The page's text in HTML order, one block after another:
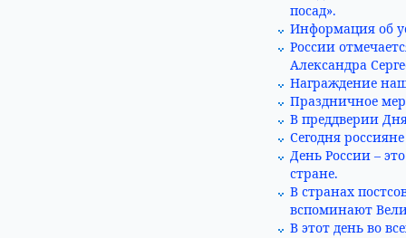
посад».
Информация об
России
Александра
Награждение
Праздничное
В преддверии
Сегодня
День России –
стране.
В странах
вспоминают
В этот день во